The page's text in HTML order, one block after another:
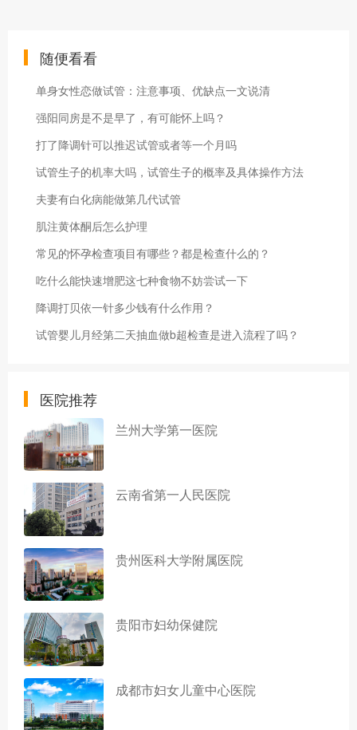
随便看看
单身女性恋做试管：注意事项、优缺点一文说清
强阳同房是不是早了，有可能怀上吗？
打了降调针可以推迟试管或者等一个月吗
试管生子的机率大吗，试管生子的概率及具体操作方法
夫妻有白化病能做第几代试管
肌注黄体酮后怎么护理
常见的怀孕检查项目有哪些？都是检查什么的？
吃什么能快速增肥这七种食物不妨尝试一下
降调打贝依一针多少钱有什么作用？
试管婴儿月经第二天抽血做b超检查是进入流程了吗？
医院推荐
兰州大学第一医院
云南省第一人民医院
贵州医科大学附属医院
贵阳市妇幼保健院
成都市妇女儿童中心医院